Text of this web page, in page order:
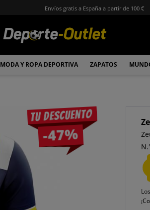
Envíos gratis a España a partir de 100 €
MODA Y ROPA DEPORTIVA ZAPATOS
Tu descuento
-47%